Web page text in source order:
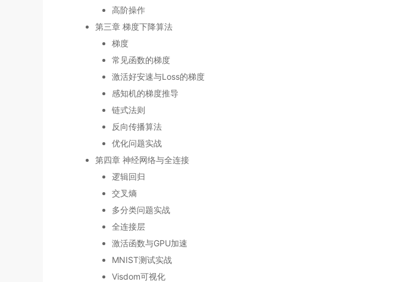
高阶操作
第三章 梯度下降算法
梯度
常见函数的梯度
激活好安速与Loss的梯度
感知机的梯度推导
链式法则
反向传播算法
优化问题实战
第四章 神经网络与全连接
逻辑回归
交叉熵
多分类问题实战
全连接层
激活函数与GPU加速
MNIST测试实战
Visdom可视化